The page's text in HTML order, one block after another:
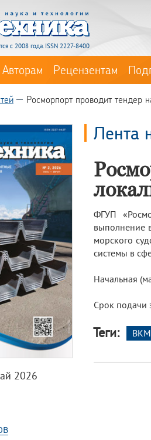
с 2008 года. ISSN 2227-8400
Авторам Рецензентам
Росморпорт проводит тендер
2026
Лента
ФГУП
выполнение
морского
системы в
Начальная
Срок подачи
Теги: